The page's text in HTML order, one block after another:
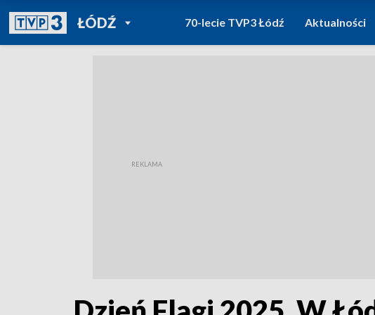
ŁÓDŹPOWRÓT DO
TVP REGIONY
70-lecie TVP3 Łódź Aktualności